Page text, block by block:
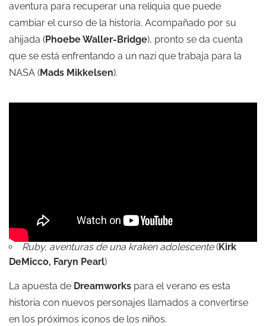
aventura para recuperar una reliquia que puede
cambiar el curso de la historia. Acompañado por su
ahijada (Phoebe Waller-Bridge), pronto se da cuenta
que se está enfrentando a un nazi que trabaja para la
NASA (Mads Mikkelsen).
Ruby, aventuras de una kraken adolescente(Kirk
DeMicco, Faryn Pearl)
La apuesta de Dreamworks para el verano es esta
historia con nuevos personajes llamados a convertirse
en los próximos iconos de los niños.